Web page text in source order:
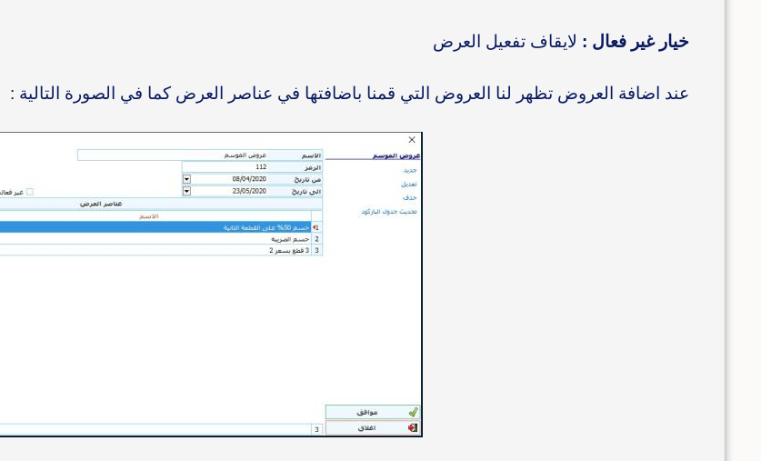
خيار غير فعال : لايقاف تفعيل العرض
عند اضافة العروض تظهر لنا العروض التي قمنا باضافتها في عناصر العرض كما في الصورة التالية :